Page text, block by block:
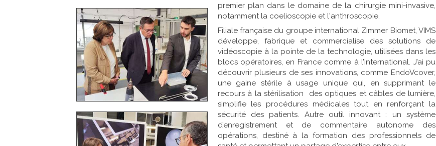
premier plan dans le domaine de la chirurgie mini-invasive,
notamment la coelioscopie et l'anthroscopie.
Filiale française du groupe international Zimmer Biomet, VIMS
développe, fabrique et commercialise des solutions de
vidéoscopie à la pointe de la technologie, utilisées dans les
blocs opératoires, en France comme à l’international. J’ai pu
découvrir plusieurs de ses innovations, comme EndoVcover,
une gaine stérile à usage unique qui, en supprimant le
recours à la stérilisation des optiques et câbles de lumière,
simplifie les procédures médicales tout en renforçant la
sécurité des patients. Autre outil innovant : un système
d’enregistrement et de commentaire autonome des
opérations, destiné à la formation des professionnels de